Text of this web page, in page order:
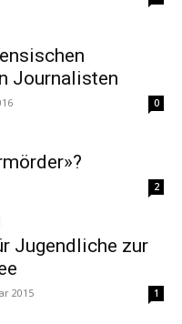
Journalisten
0
2
Jugendliche zur
2015 1